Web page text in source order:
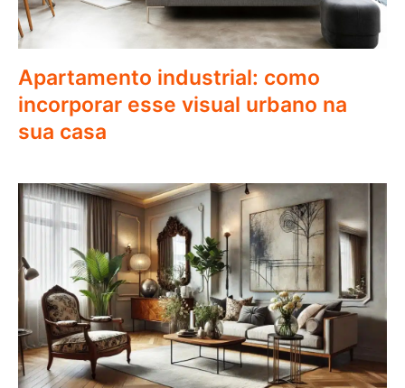
Apartamento industrial: como
incorporar esse visual urbano na
sua casa